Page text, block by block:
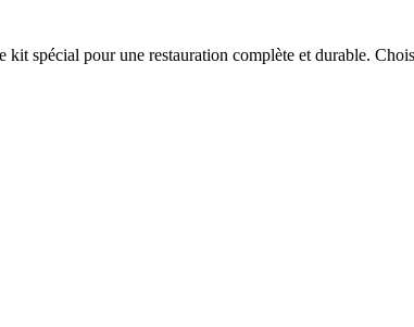
spécial pour une restauration complète et durable.